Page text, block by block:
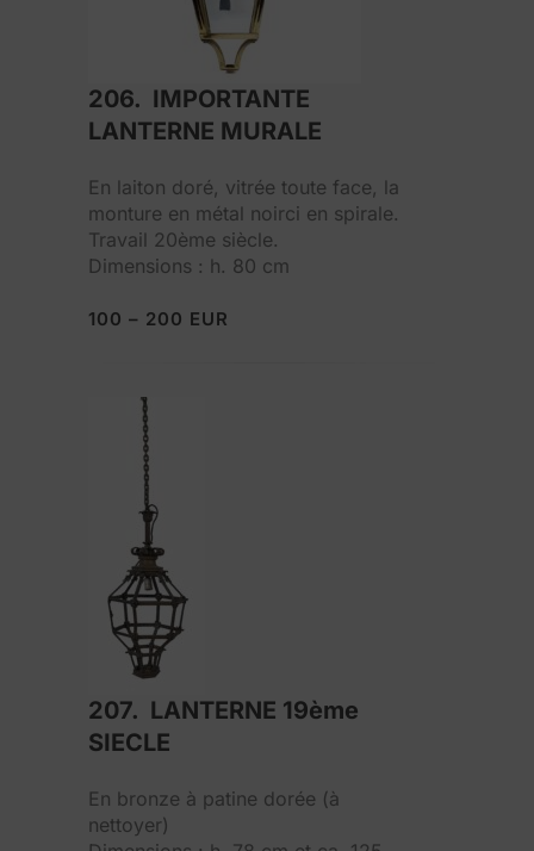
206. IMPORTANTE
LANTERNE MURALE
En laiton doré, vitrée toute face, la
monture en métal noirci en spirale.
Travail 20ème siècle.
Dimensions : h. 80 cm
100 – 200 EUR
207. LANTERNE 19ème
SIECLE
En bronze à patine dorée (à
nettoyer)